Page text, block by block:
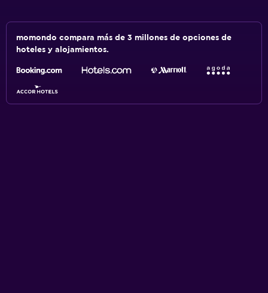
momondo compara más de 3 millones de opciones de
hoteles y alojamientos.